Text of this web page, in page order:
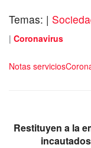
Temas: |
| Coronavirus
Notas servicios
Restituyen a la